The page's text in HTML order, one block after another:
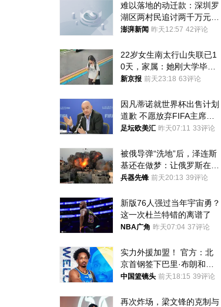
难以落地的动迁款：深圳罗
湖区两村民追讨两千万元动
迁款八年未果
澎湃新闻 昨天12:57 42评论
22岁女生南太行山失联已1
0天，家属：她刚大学毕业
想到山里旅行
新京报 前天23:18 63评论
因凡蒂诺就世界杯出售计划
道歉 不愿放弃FIFA主席职
位
足坛欧美汇 昨天07:11 33评论
被俄导弹“洗地”后，泽连斯
基还在做梦：让俄罗斯在冬
季前求和？
兵器先锋 前天20:13 39评论
新版76人强过当年宇宙勇？
这一次杜兰特错的离谱了
NBA广角 昨天07:04 37评论
实力外援加盟！ 官方：北
京首钢签下巴里·布朗和桑
普森
中国篮镜头 前天18:15 39评论
再次炸场，梁文锋的克制与